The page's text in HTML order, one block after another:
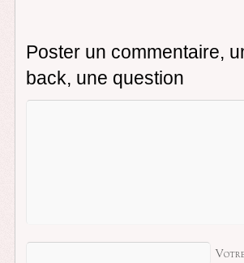
Poster un commentaire,
back, une question